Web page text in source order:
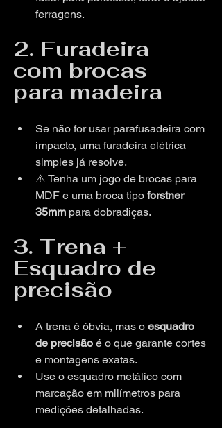
ferragens.
2. Furadeira
com brocas
para madeira
Se não for usar parafusadeira com
impacto, uma furadeira elétrica
simples já resolve.
⚠️ Tenha um jogo de brocas para
MDF e uma broca tipo forstner
35mm para dobradiças.
3. Trena +
Esquadro de
precisão
A trena é óbvia, mas o esquadro
de precisão é o que garante cortes
e montagens exatas.
Use o esquadro metálico com
marcação em milímetros para
medições detalhadas.